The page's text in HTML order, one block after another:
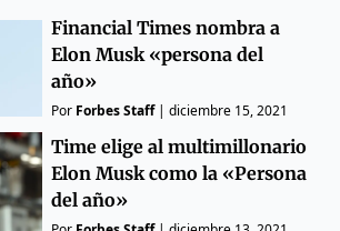
Financial Times nombra a
Elon Musk «persona del
año»
Por Forbes Staff|diciembre 15, 2021
Time elige al multimillonario
Elon Musk como la «Persona
del año»